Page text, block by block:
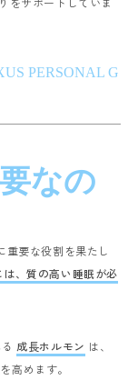
PERSONAL G
なの
重要な役割を果たし
、質の高い睡眠が必
成長ホルモン は、
高めます。